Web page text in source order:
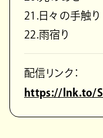
21.日々の手触り
22.雨宿り
配信リンク：
https://lnk.to/